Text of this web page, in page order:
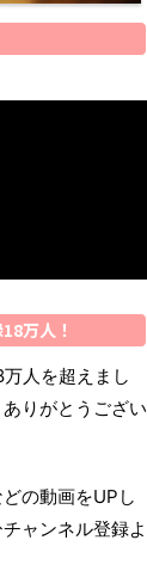
万人！
人を超えまし
りがとうござい
の動画をUPし
ャンネル登録よ